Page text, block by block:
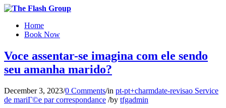
Home
Book Now
Voce assentar-se imagina com ele sendo
seu amanha marido?
December 3, 2023/0 Comments/in pt-pt+charmdate-revisao Service
de mariГ©e par correspondance /by tfgadmin